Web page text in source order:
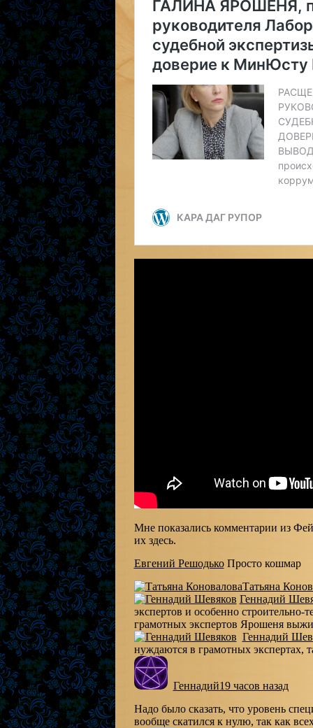
Мне показались комментарии из
их здесь.
Евгений Решодько Просто кошмар
Татьяна
Геннадий
экспертов и особенно строительно-
грамотных экспертов Ярошеня
Геннадий
нуждаются в грамотных экспертах,
Геннадий19 часов назад
Надо было сказать, что уровень
вообще скатился к нулю, так как